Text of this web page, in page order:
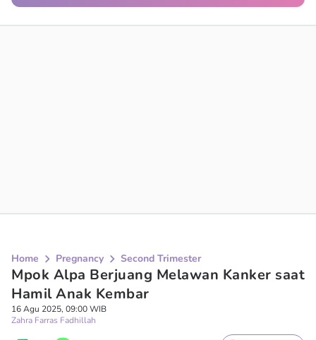
Home Pregnancy Second Trimester
Mpok Alpa Berjuang Melawan Kanker saat
Hamil Anak Kembar
16 Agu 2025, 09:00 WIB
Zahra Farras Fadhillah